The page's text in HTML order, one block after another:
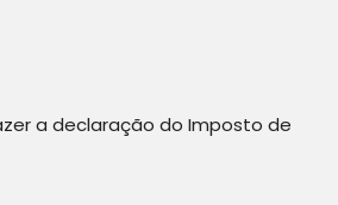
a declaração do Imposto de